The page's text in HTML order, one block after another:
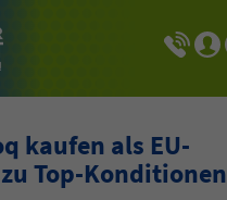
kaufen als EU-
Top-Konditionen